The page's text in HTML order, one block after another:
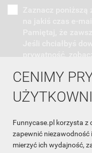
CENIMY
Funnycase.pl korzysta z
zapewnić niezawodność
mierzyć ich wydajność,
INFORMACJA O SKLEPIE
INFORMACJE